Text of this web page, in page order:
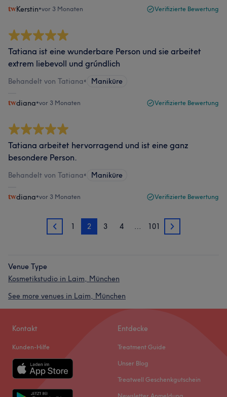
Kerstin•vor 3 Monaten Verifizierte Bewertung
Tatiana ist eine wunderbare Person und sie arbeitet
extrem liebevoll und grúndlich
Behandelt von Tatiana• Maniküre
diana•vor 3 Monaten Verifizierte Bewertung
Tatiana arbeitet hervorragend und ist eine ganz
besondere Person.
Behandelt von Tatiana• Maniküre
diana•vor 3 Monaten Verifizierte Bewertung
1 1 2 3 4 … 101 3
Venue Type
Kosmetikstudio in Laim, München
See more venues in Laim, München
Kontakt
Kunden-Hilfe
Entdecke
Treatment Guide
Unser Blog
Treatwell Geschenkgutschein